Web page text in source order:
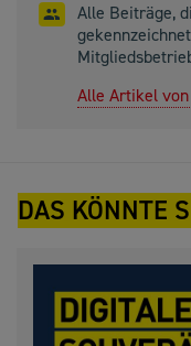
Alle Beiträge,
Alle Artikel
DAS KÖNNTE